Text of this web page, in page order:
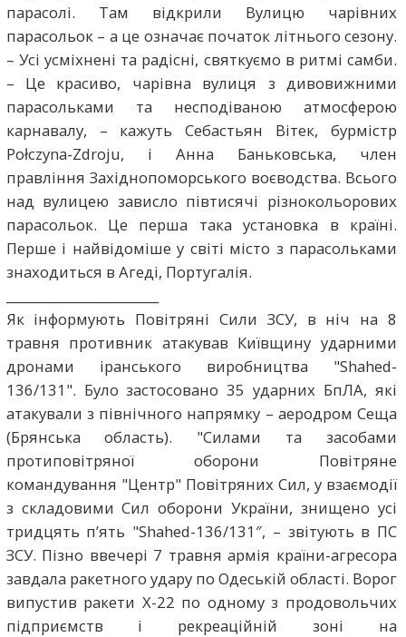
парасолі. Там відкрили Вулицю чарівних
парасольок – а це означає початок літнього сезону.
– Усі усміхнені та радісні, святкуємо в ритмі самби.
– Це красиво, чарівна вулиця з дивовижними
парасольками та несподіваною атмосферою
карнавалу, – кажуть Себастьян Вітек, бурмістр
Połczyna-Zdroju, і Анна Баньковська, член
правління Західнопоморського воєводства. Всього
над вулицею зависло півтисячі різнокольорових
парасольок. Це перша така установка в країні.
Перше і найвідоміше у світі місто з парасольками
знаходиться в Агеді, Португалія.
Як інформують Повітряні Сили ЗСУ, в ніч на 8
травня противник атакував Київщину ударними
дронами іранського виробництва "Shahed-
136/131". Було застосовано 35 ударних БпЛА, які
атакували з північного напрямку – аеродром Сеща
(Брянська область). "Силами та засобами
протиповітряної оборони Повітряне
командування "Центр" Повітряних Сил, у взаємодії
з складовими Сил оборони України, знищено усі
тридцять п’ять "Shahed-136/131″, – звітують в ПС
ЗСУ. Пізно ввечері 7 травня армія країни-агресора
завдала ракетного удару по Одеській області. Ворог
випустив ракети Х-22 по одному з продовольчих
підприємств і рекреаційній зоні на